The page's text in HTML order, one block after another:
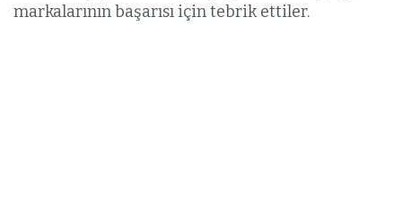
markalarının başarısı için tebrik ettiler.